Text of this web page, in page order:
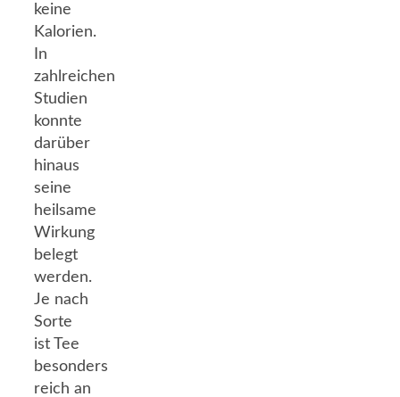
keine
Kalorien.
In
zahlreichen
Studien
konnte
darüber
hinaus
seine
heilsame
Wirkung
belegt
werden.
Je nach
Sorte
ist Tee
besonders
reich an